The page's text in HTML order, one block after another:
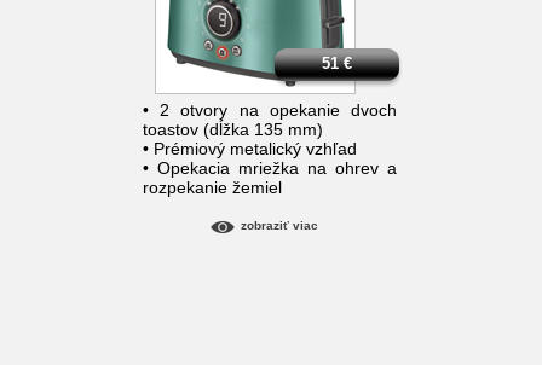
• 2 otvory na opekanie dvoch
toastov (dĺžka 135 mm)
• Prémiový metalický vzhľad
• Opekacia mriežka na ohrev a
rozpekanie žemiel
51€
zobraziť viac